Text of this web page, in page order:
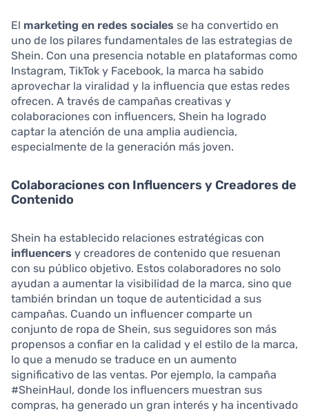
El marketing en redes sociales se ha convertido en
uno de los pilares fundamentales de las estrategias de
Shein. Con una presencia notable en plataformas como
Instagram, TikTok y Facebook, la marca ha sabido
aprovechar la viralidad y la influencia que estas redes
ofrecen. A través de campañas creativas y
colaboraciones con influencers, Shein ha logrado
captar la atención de una amplia audiencia,
especialmente de la generación más joven.
Colaboraciones con Influencers y Creadores de
Contenido
Shein ha establecido relaciones estratégicas con
influencers y creadores de contenido que resuenan
con su público objetivo. Estos colaboradores no solo
ayudan a aumentar la visibilidad de la marca, sino que
también brindan un toque de autenticidad a sus
campañas. Cuando un influencer comparte un
conjunto de ropa de Shein, sus seguidores son más
propensos a confiar en la calidad y el estilo de la marca,
lo que a menudo se traduce en un aumento
significativo de las ventas. Por ejemplo, la campaña
#SheinHaul, donde los influencers muestran sus
compras, ha generado un gran interés y ha incentivado